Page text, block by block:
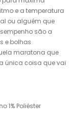
e a temperatura
ou alguém que
são a
e bolhas
maratona que
única coisa que vai
1% Poliéster